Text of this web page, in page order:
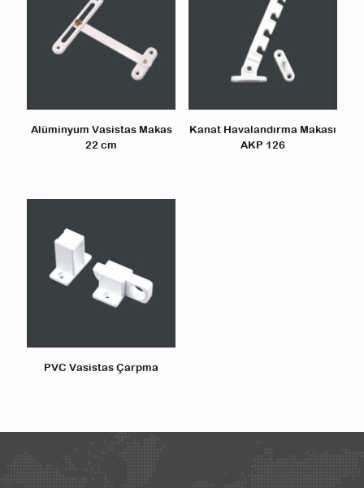
Alüminyum Vasistas Makas
22 cm
Kanat Havalandırma Makası
AKP 126
PVC Vasistas Çarpma